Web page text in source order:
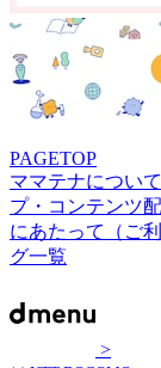
PAGETOP
ママテナについて
プ・コンテンツ
にあたって（ご
グ一覧
>